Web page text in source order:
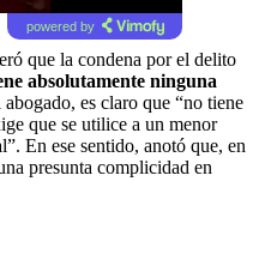
powered by
que la condena por el delito
absolutamente ninguna
abogado, es claro que “no tiene
que se utilice a un menor
En ese sentido, anotó que, en
presunta complicidad en